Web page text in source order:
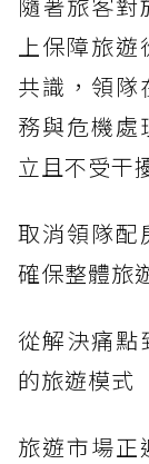
上保障旅
共識，領隊
務與危機處
立且不受干
取消領隊配
確保整體旅
從解決痛點
的旅遊模式
旅遊市場正